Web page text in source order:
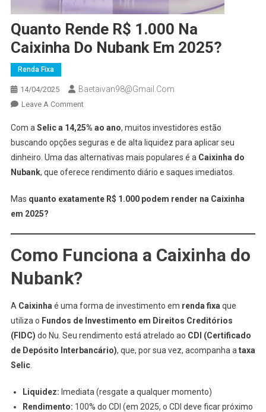
Quanto Rende R$ 1.000 Na
Caixinha Do Nubank Em 2025?
Renda Fixa
14/04/2025 Baetaivan98@gmail.com
Leave A CommentOn
Rende
R$
1.000
Na
Do
Com a Selic a 14,25% ao ano, muitos investidores estão
buscando opções seguras e de alta liquidez para aplicar seu
dinheiro. Uma das alternativas mais populares é a Caixinha do
Nubank, que oferece rendimento diário e saques imediatos.
Mas quanto exatamente R$ 1.000 podem render na Caixinha
em 2025?
Como Funciona a Caixinha do
Nubank?
A Caixinha é uma forma de investimento em renda fixa que
utiliza o Fundos de Investimento em Direitos Creditórios
(FIDC) do Nu. Seu rendimento está atrelado ao CDI (Certificado
de Depósito Interbancário), que, por sua vez, acompanha a taxa
Selic.
Liquidez: Imediata (resgate a qualquer momento)
Rendimento: 100% do CDI (em 2025, o CDI deve ficar próximo